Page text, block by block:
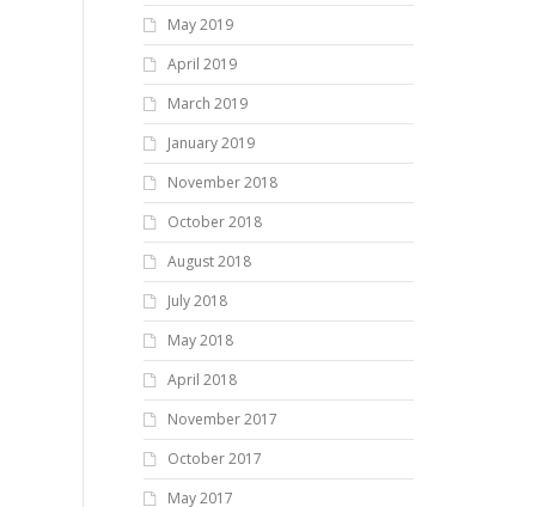
May 2019
April 2019
March 2019
January 2019
November 2018
October 2018
August 2018
July 2018
May 2018
April 2018
November 2017
October 2017
May 2017